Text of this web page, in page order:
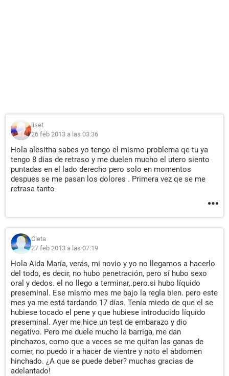
liset
26 feb 2013 a las 03:36
Hola alesitha sabes yo tengo el mismo problema qe tu ya
tengo 8 dias de retraso y me duelen mucho el utero siento
puntadas en el lado derecho pero solo en momentos
despues se me pasan los dolores . Primera vez qe se me
retrasa tanto
Cleta
27 feb 2013 a las 07:19
Hola Aida María, verás, mi novio y yo no llegamos a hacerlo
del todo, es decir, no hubo penetración, pero sí hubo sexo
oral y dedos. el no llego a terminar,.pero.si hubo líquido
preseminal. Ese mismo mes me bajo la regla bien. pero este
mes ya me está tardando 17 días. Tenía miedo de que el se
hubiese tocado el pene y que hubiese introducido líquido
preseminal. Ayer me hice un test de embarazo y dio
negativo. Pero me duele mucho la barriga, me dan
pinchazos, como que a veces se me quitan las ganas de
comer, no puedo ir a hacer de vientre y noto el abdomen
hinchado. ¿A que se puede deber? muchas gracias de
adelantado!